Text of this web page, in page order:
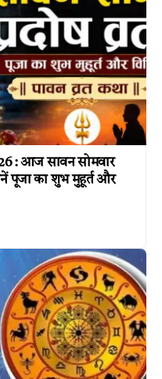
: आज सावन सोमवार
पूजा का शुभ मुहूर्त और